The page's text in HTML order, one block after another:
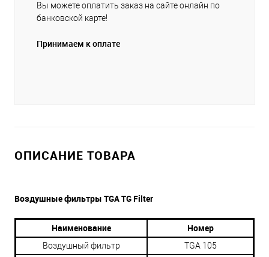
Вы можете оплатить заказ на сайте онлайн по
банковской карте!
Принимаем к оплате
ОПИСАНИЕ ТОВАРА
Воздушные фильтры TGA TG Filter
Наименование Номер
Воздушный фильтр
TGA 105